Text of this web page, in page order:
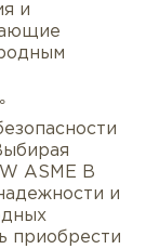
и
ASME B
и
приобрести